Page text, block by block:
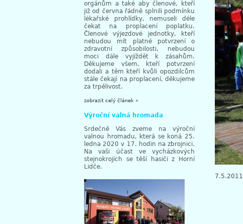
7.5.2011
orgánům a také aby členové, kteří
již od června řádně splnili podmínku
lékařské prohlídky, nemuseli déle
čekat na proplacení poplatku.
Členové výjezdové jednotky, kteří
nebudou mít platné potvrzení o
zdravotní způsobilosti, nebudou
moci dále vyjíždět k zásahům.
Děkujeme všem, kteří potvrzení
dodali a těm kteří kvůli opozdilcům
stále čekají na proplacení, děkujeme
za trpělivost.
zobrazit celý článek »
Výroční valná hromada
Srdečně Vás zveme na výroční
valnou hromadu, která se koná 25.
ledna 2020 v 17. hodin na zbrojnici.
Na vaši účast ve vycházkových
stejnokrojích se těší hasiči z Horní
Lidče.